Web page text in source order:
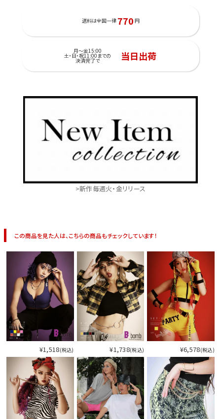
送料は全国一律 770 円
月～金15:00
土・日・祝11:00までの
決済完了で 当日出荷
>新作毎週火・金リリース
この商品を見た人は、こちらの商品もチェックしています！
¥1,518(税込) ¥1,738(税込) ¥6,578(税込)